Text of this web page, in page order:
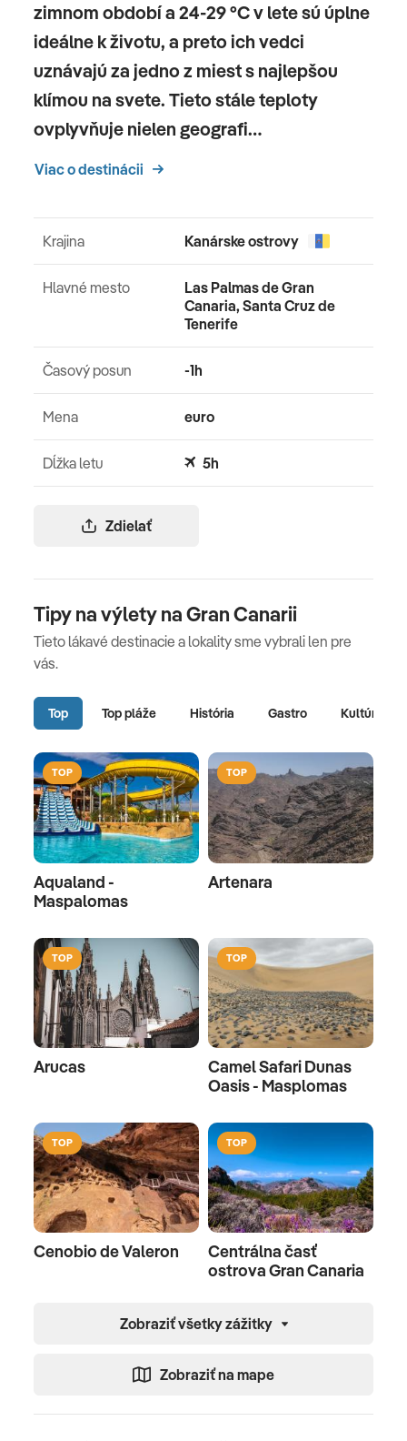
zimnom období a 24-29 °C v lete sú úplne
ideálne k životu, a preto ich vedci
uznávajú za jedno z miest s najlepšou
klímou na svete. Tieto stále teploty
ovplyvňuje nielen geografi…
Viac o destinácii
Zdielať
Krajina Kanárske ostrovy
Hlavné mesto
Las Palmas de Gran
Canaria, Santa Cruz de
Tenerife
Časový posun -1h
Mena euro
Dĺžka letu 5h
Tipy na výlety na Gran Canarii
Tieto lákavé destinacie a lokality sme vybrali len pre
vás.
Top Top pláže História Gastro Kultúra
TOP
Aqualand -
Maspalomas
TOP
Artenara
TOP
Arucas
TOP
Camel Safari Dunas
Oasis - Masplomas
TOP
Cenobio de Valeron
TOP
Centrálna časť
ostrova Gran Canaria
Zobraziť všetky zážitky
Zobraziť na mape